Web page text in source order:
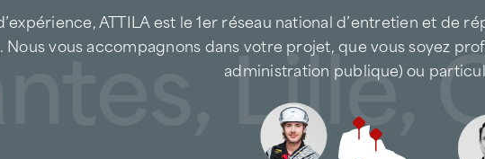
ATTILA est le 1er réseau national d’entretien et de
vous accompagnons dans votre projet, que vous soyez
administration publique) ou
Lille,